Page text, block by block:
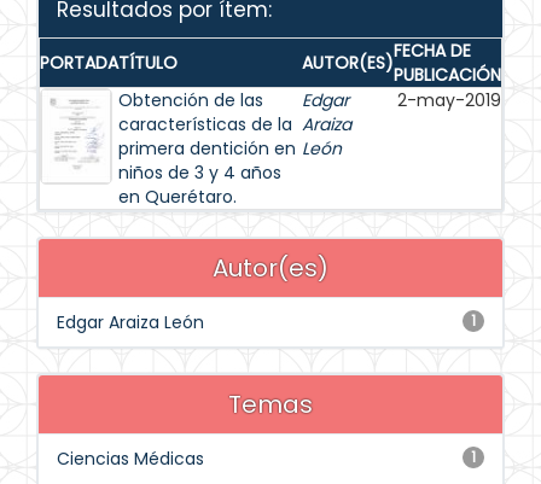
Resultados por ítem:
PORTADATÍTULO AUTOR(ES)FECHA DE
PUBLICACIÓN
Obtención de las
características de la
primera dentición en
niños de 3 y 4 años
en Querétaro.
Edgar
Araiza
León
2-may-2019
Autor(es)
1
Edgar Araiza León
Temas
1
Ciencias Médicas